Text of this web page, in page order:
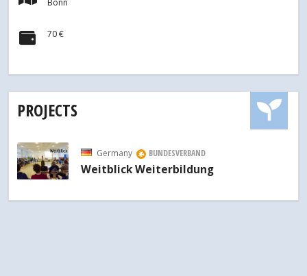
Bonn
70 €
PROJECTS
Germany BUNDESVERBAND
Weitblick Weiterbildung